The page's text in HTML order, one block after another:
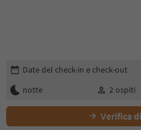
Modifica i dettagli della
Date del check-in e check-out
notte
2 ospiti
Verifica